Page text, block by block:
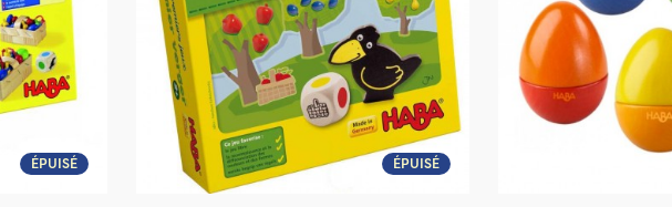
ÉPUISÉ ÉPUISÉ